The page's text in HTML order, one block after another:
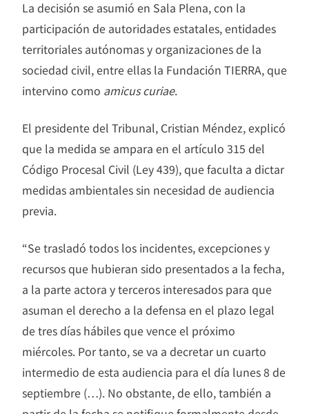
La decisión se asumió en Sala Plena, con la
participación de autoridades estatales, entidades
territoriales autónomas y organizaciones de la
sociedad civil, entre ellas la Fundación TIERRA, que
intervino como amicus curiae.
El presidente del Tribunal, Cristian Méndez, explicó
que la medida se ampara en el artículo 315 del
Código Procesal Civil (Ley 439), que faculta a dictar
medidas ambientales sin necesidad de audiencia
previa.
“Se trasladó todos los incidentes, excepciones y
recursos que hubieran sido presentados a la fecha,
a la parte actora y terceros interesados para que
asuman el derecho a la defensa en el plazo legal
de tres días hábiles que vence el próximo
miércoles. Por tanto, se va a decretar un cuarto
intermedio de esta audiencia para el día lunes 8 de
septiembre (…). No obstante, de ello, también a